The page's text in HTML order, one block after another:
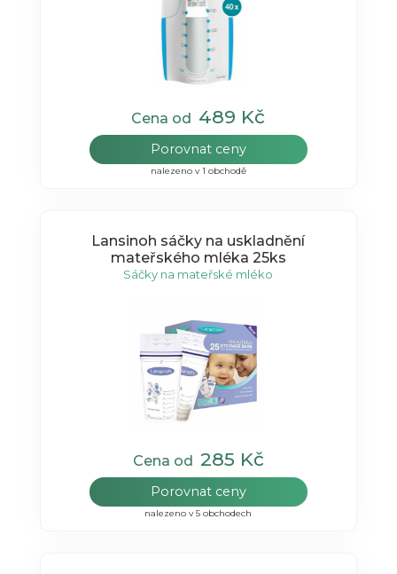
Cena od 489 Kč
Porovnat ceny
nalezeno v 1 obchodě
Lansinoh sáčky na uskladnění
mateřského mléka 25ks
Sáčky na mateřské mléko
Cena od 285 Kč
Porovnat ceny
nalezeno v 5 obchodech